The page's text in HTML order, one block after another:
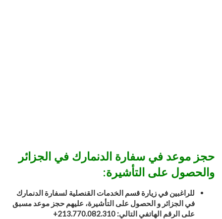
حجز موعد في سفارة الدنمارك في الجزائر
والحصول على التأشيرة:
للراغبين في زيارة قسم الخدمات القنصلية لسفارة الدنمارك
في الجزائر و الحصول على التأشيرة، عليهم حجز موعد مسبق
على الرقم الهاتفي التالي: 213.770.082.310+